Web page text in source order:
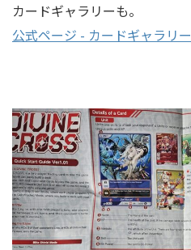
カードギャラリーも。
公式ページ - カードギャラリー